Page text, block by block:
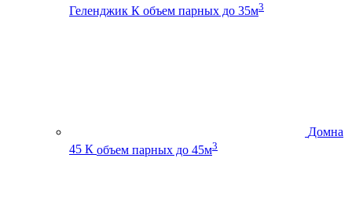
Геленджик К объем парных до 35м3
Домна
45 К объем парных до 45м3